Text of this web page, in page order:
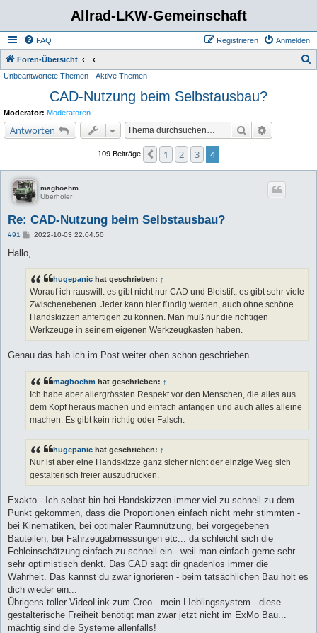
Allrad-LKW-Gemeinschaft
FAQ Anmelden
Registrieren
Foren-Übersicht
Unbeantwortete Themen Aktive Themen
CAD-Nutzung beim Selbstausbau?
Moderator: Moderatoren
Antworten Suche
109 Beiträge Vorherige
1 2 3 4
magboehm
Überholer
Re: CAD-Nutzung beim Selbstausbau?
#91
B
r
a
g
2022-10-03 22:04:50
Hallo,
hugepanic hat geschrieben: ↑
Worauf ich rauswill: es gibt nicht nur CAD und Bleistift, es gibt sehr viele
Zwischenebenen. Jeder kann hier fündig werden, auch ohne schöne
Handskizzen anfertigen zu können. Man muß nur die richtigen
Werkzeuge in seinem eigenen Werkzeugkasten haben.
Genau das hab ich im Post weiter oben schon geschrieben....
magboehm hat geschrieben: ↑
Ich habe aber allergrössten Respekt vor den Menschen, die alles aus
dem Kopf heraus machen und einfach anfangen und auch alles alleine
machen. Es gibt kein richtig oder Falsch.
hugepanic hat geschrieben: ↑
Nur ist aber eine Handskizze ganz sicher nicht der einzige Weg sich
gestalterisch freier auszudrücken.
Exakto - Ich selbst bin bei Handskizzen immer viel zu schnell zu dem
Punkt gekommen, dass die Proportionen einfach nicht mehr stimmten -
bei Kinematiken, bei optimaler Raumnützung, bei vorgegebenen
Bauteilen, bei Fahrzeugabmessungen etc... da schleicht sich die
Fehleinschätzung einfach zu schnell ein - weil man einfach gerne sehr
sehr optimistisch denkt. Das CAD sagt dir gnadenlos immer die
Wahrheit. Das kannst du zwar ignorieren - beim tatsächlichen Bau holt es
dich wieder ein...
Übrigens toller VideoLink zum Creo - mein LIeblingssystem - diese
gestalterische Freiheit benötigt man zwar jetzt nicht im ExMo Bau...
mächtig sind die Systeme allenfalls!